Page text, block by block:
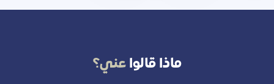
ماذا قالوا عني؟